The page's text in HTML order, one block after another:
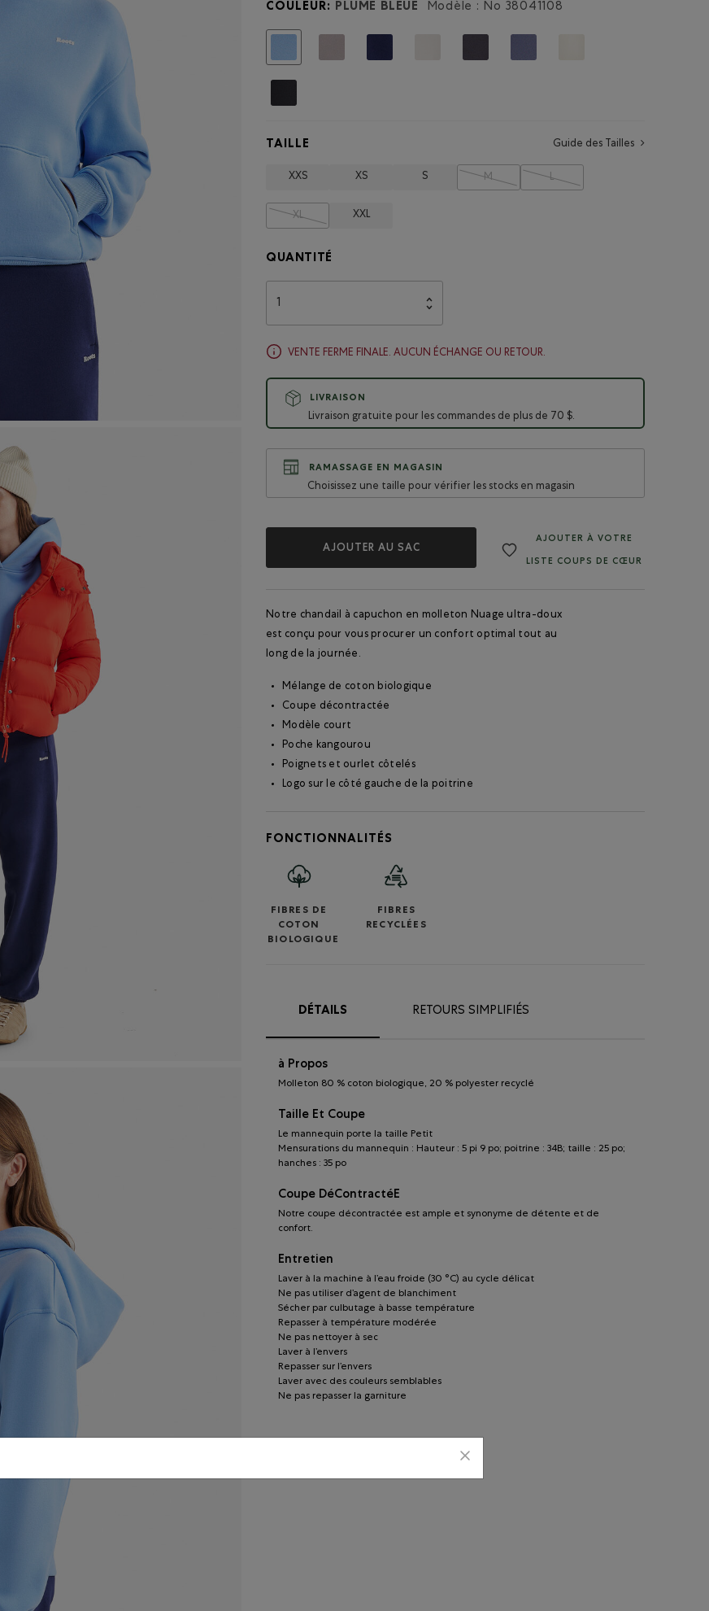
capuchon
molleton
COULEUR: PLUME BLEUE Modèle : No 38041108
TAILLE Guide des Tailles
XXS XS S M L
XL XXL
QUANTITÉ
VENTE FERME FINALE. AUCUN ÉCHANGE OU RETOUR.
LIVRAISON
Livraison gratuite pour les commandes de plus de 70 $.
RAMASSAGE EN MAGASIN
Choisissez une taille pour vérifier les stocks en magasin
AJOUTER AU SAC
AJOUTER À VOTRE
LISTE COUPS DE CŒUR
Notre chandail à capuchon en molleton Nuage ultra-doux
est conçu pour vous procurer un confort optimal tout au
long de la journée.
Mélange de coton biologique
Coupe décontractée
Modèle court
Poche kangourou
Poignets et ourlet côtelés
Logo sur le côté gauche de la poitrine
FONCTIONNALITÉS
FIBRES DE
COTON
BIOLOGIQUE
FIBRES
RECYCLÉES
DÉTAILS RETOURS SIMPLIFIÉS
à Propos
Molleton 80 % coton biologique, 20 % polyester recyclé
Taille Et Coupe
Le mannequin porte la taille Petit
Mensurations du mannequin : Hauteur : 5 pi 9 po; poitrine : 34B; taille : 25 po;
hanches : 35 po
Coupe DéContractéE
Notre coupe décontractée est ample et synonyme de détente et de
confort.
Entretien
Laver à la machine à l’eau froide (30 °C) au cycle délicat
Ne pas utiliser d’agent de blanchiment
Sécher par culbutage à basse température
Repasser à température modérée
Ne pas nettoyer à sec
Laver à l’envers
Repasser sur l’envers
Laver avec des couleurs semblables
Ne pas repasser la garniture